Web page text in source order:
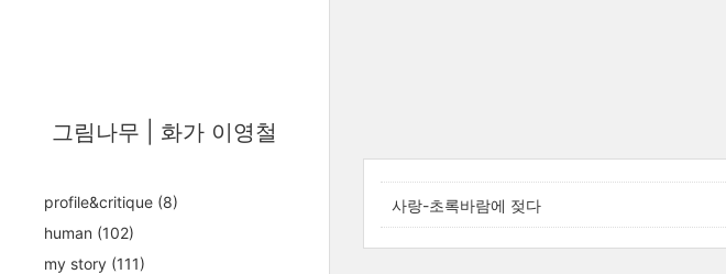
그림나무 | 화가 이영철
profile&critique (8)
human (102)
my story (111)
사랑-초록바람에 젖다